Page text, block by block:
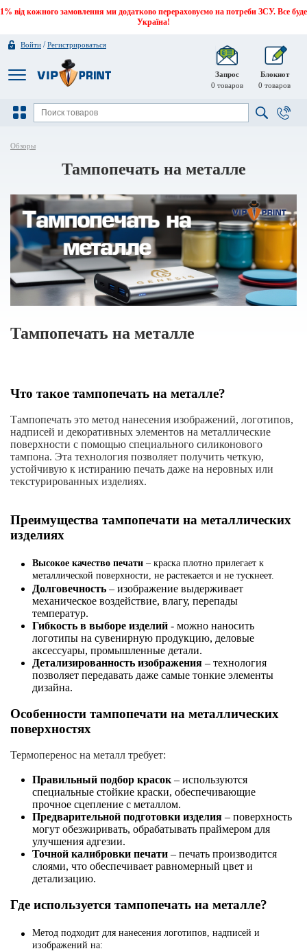
1% від кожного замовлення ми додатково перераховуємо на потреби ЗСУ. Все буде
Україна!
Войти /Регистрироваться
Запрос
0 товаров
Блокнот
0 товаров
Обзоры
Тампопечать на металле
Тампопечать на металле
Что такое тампопечать на металле?
Тампопечать это метод нанесения изображений, логотипов,
надписей и декоративных элементов на металлические
поверхности с помощью специального силиконового
тампона. Эта технология позволяет получить четкую,
устойчивую к истиранию печать даже на неровных или
текстурированных изделиях.
Преимущества тампопечати на металлических
изделиях
Высокое качество печати – краска плотно прилегает к
металлической поверхности, не растекается и не тускнеет.
Долговечность – изображение выдерживает
механическое воздействие, влагу, перепады
температур.
Гибкость в выборе изделий - можно наносить
логотипы на сувенирную продукцию, деловые
аксессуары, промышленные детали.
Детализированность изображения – технология
позволяет передавать даже самые тонкие элементы
дизайна.
Особенности тампопечати на металлических
поверхностях
Термоперенос на металл требует:
Правильный подбор красок – используются
специальные стойкие краски, обеспечивающие
прочное сцепление с металлом.
Предварительной подготовки изделия – поверхность
могут обезжиривать, обрабатывать праймером для
улучшения адгезии.
Точной калибровки печати – печать производится
слоями, что обеспечивает равномерный цвет и
детализацию.
Где используется тампопечать на металле?
Метод подходит для нанесения логотипов, надписей и
изображений на: